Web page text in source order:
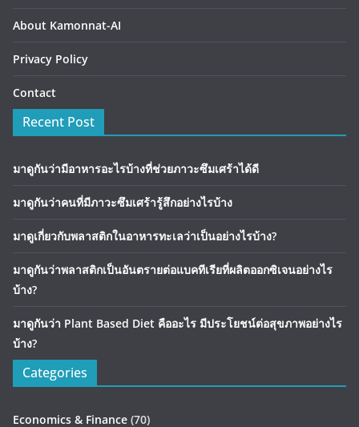
About Kamonnat-AI
Privacy Policy
Contact
Recent Post
มาดูกันว่ามีอาหารอะไรบ้างที่ช่วยภาวะซึมเศร้าได้ดี
มาดูกันว่าคนที่มีภาวะซึมเศร้ารู้สึกอย่างไรบ้าง
มาดูเกี่ยวกับพลาสติกในอาหารทะเลว่าเป็นอย่างไรบ้าง?
มาดูกันว่าพลาสติกเป็นอันตรายต่อแบคทีเรียที่ผลิตออกซิเจนอย่างไร
บ้าง?
มาดูกันว่า Plant Based Diet คืออะไร มีประโยชน์ต่อสุขภาพอย่างไร
บ้าง?
Categories
Economics & Finance (70)